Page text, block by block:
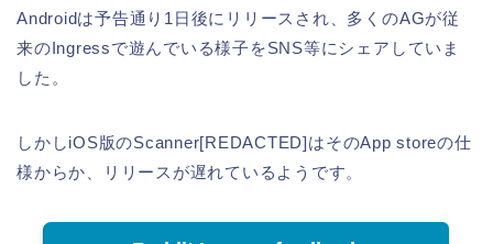
Androidは予告通り1日後にリリースされ、多くのAGが従
来のIngressで遊んでいる様子をSNS等にシェアしていま
した。
しかしiOS版のScanner[REDACTED]はそのApp storeの仕
様からか、リリースが遅れているようです。